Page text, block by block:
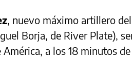
, nuevo máximo artillero
Borja, de River Plate),
a los 18 minutos